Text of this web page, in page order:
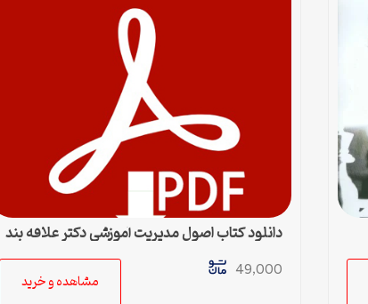
دانلود کتاب اصول مدیریت آموزشی دکتر علاقه بند
49,000
مشاهده و خرید